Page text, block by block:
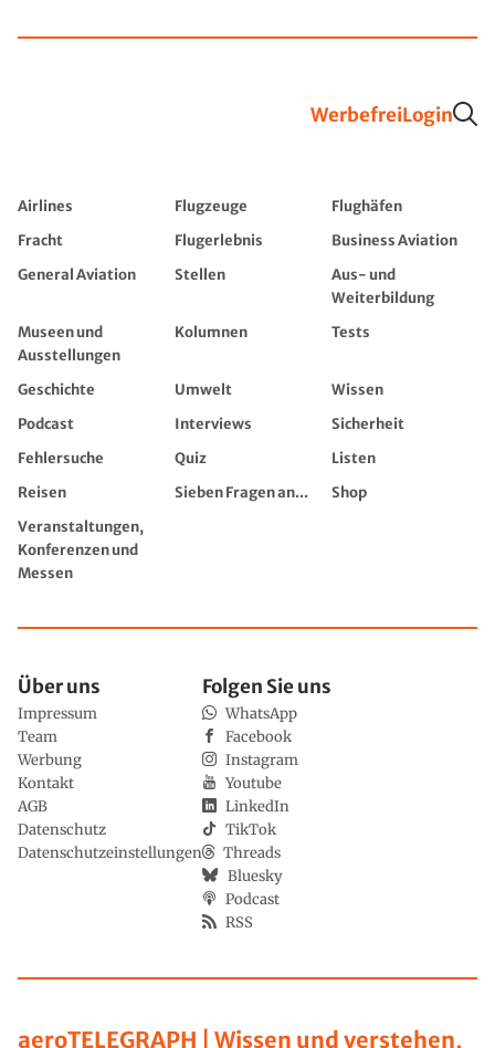
WerbefreiLogin
Airlines Flugzeuge
Flughäfen
Fracht
Flugerlebnis
Business Aviation
General Aviation
Stellen
Aus- und
Weiterbildung
Museen und
Ausstellungen
Kolumnen Tests
Geschichte Umwelt
Wissen
Podcast
Interviews
Sicherheit
Fehlersuche
Quiz
Listen
Reisen
Sieben Fragen an...
Shop
Veranstaltungen,
Konferenzen und
Messen
aeroTELEGRAPH | Wissen und verstehen,
Über uns
Impressum
Team
Werbung
Kontakt
AGB
Datenschutz
Datenschutzeinstellungen
Folgen Sie uns
WhatsApp
Facebook
Instagram
Youtube
LinkedIn
TikTok
Threads
Bluesky
Podcast
RSS